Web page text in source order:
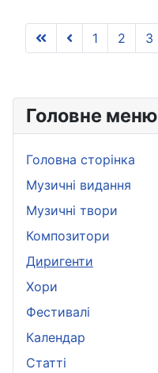
Головне меню
Головна сторінка
Музичні видання
Музичні твори
Композитори
Диригенти
Хори
Фестивалі
Календар
Статті
1 2 3